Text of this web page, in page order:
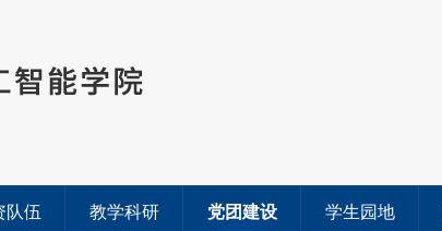
队伍 教学科研 党团建设 学生园地